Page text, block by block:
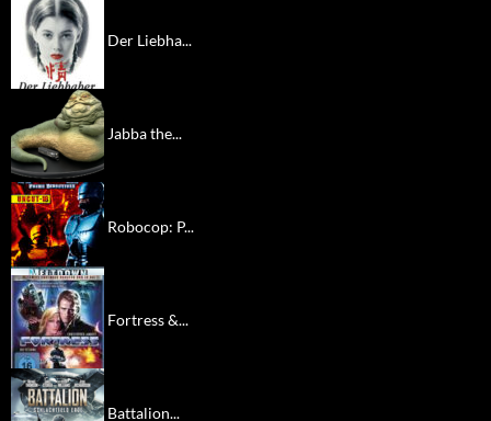
Der Liebha...
Jabba the...
Robocop: P...
Fortress &...
Battalion...